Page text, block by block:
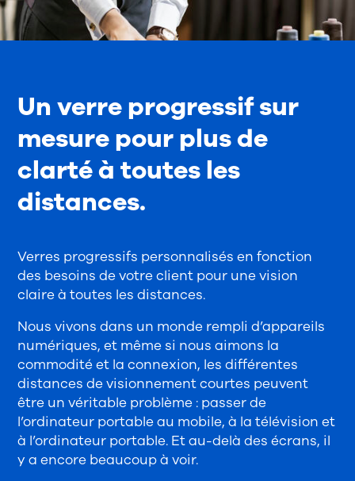
Un verre progressif sur
mesure pour plus de
clarté à toutes les
distances.
Verres progressifs personnalisés en fonction
des besoins de votre client pour une vision
claire à toutes les distances.
Nous vivons dans un monde rempli d’appareils
numériques, et même si nous aimons la
commodité et la connexion, les différentes
distances de visionnement courtes peuvent
être un véritable problème : passer de
l’ordinateur portable au mobile, à la télévision et
à l’ordinateur portable. Et au-delà des écrans, il
y a encore beaucoup à voir.